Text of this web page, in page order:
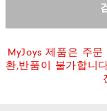
MyJoys 제품은 주
환,반품이 불가합니